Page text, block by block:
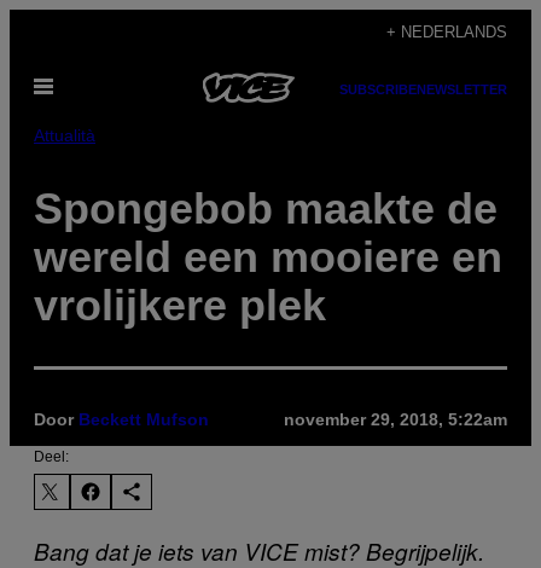
de
inhoud
+ NEDERLANDS
Open
SUBSCRIBENEWSLETTER
Attualità
Spongebob maakte de
wereld een mooiere en
vrolijkere plek
Door Beckett Mufson november 29, 2018, 5:22am
Deel:
Bang dat je iets van VICE mist? Begrijpelijk.